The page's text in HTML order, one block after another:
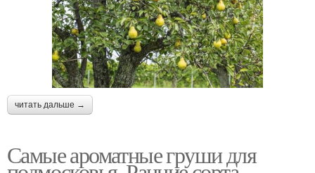
читать дальше →
Самые ароматные груши для